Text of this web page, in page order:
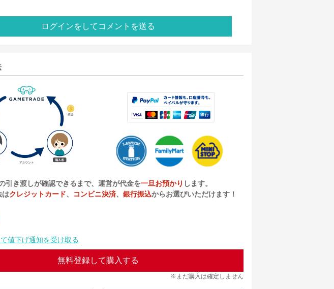
ログインをしてコメントを送る
引き渡しが確認できるまで、運営が代金を一旦お預かり します。
はクレジットカード、 コンビニ決済、 銀行振込からお選びいただけます！
値下げ通知を受け取る
無料登録して購入する
※まだ購入は確定しません